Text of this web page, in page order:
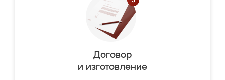
Договор
и изготовление